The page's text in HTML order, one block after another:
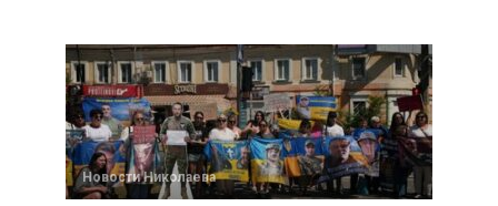
Новости Николаева